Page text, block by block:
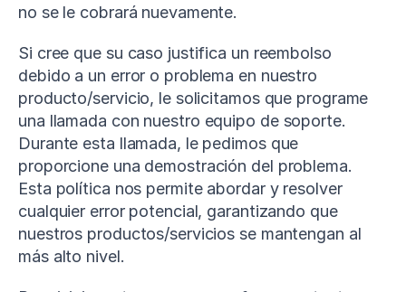
no se le cobrará nuevamente.
Si cree que su caso justifica un reembolso
debido a un error o problema en nuestro
producto/servicio, le solicitamos que programe
una llamada con nuestro equipo de soporte.
Durante esta llamada, le pedimos que
proporcione una demostración del problema.
Esta política nos permite abordar y resolver
cualquier error potencial, garantizando que
nuestros productos/servicios se mantengan al
más alto nivel.